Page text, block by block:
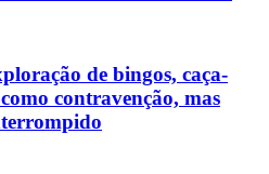
de bingos, caça-
contravenção, mas